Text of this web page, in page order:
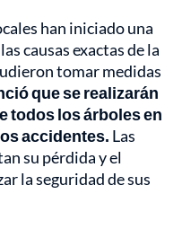
han iniciado una
causas exactas de la
tomar medidas
que se realizarán
todos los árboles en
accidentes. Las
su pérdida y el
la seguridad de sus